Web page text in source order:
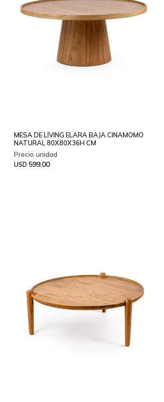
MESA DE LIVING ELARA BAJA CINAMOMO
NATURAL 80X80X36H CM
USD 599,00